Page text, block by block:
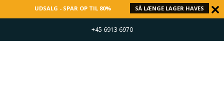
UDSALG - SPAR OP TIL 80% SÅ LÆNGE LAGER HAVES
+45 6913 6970